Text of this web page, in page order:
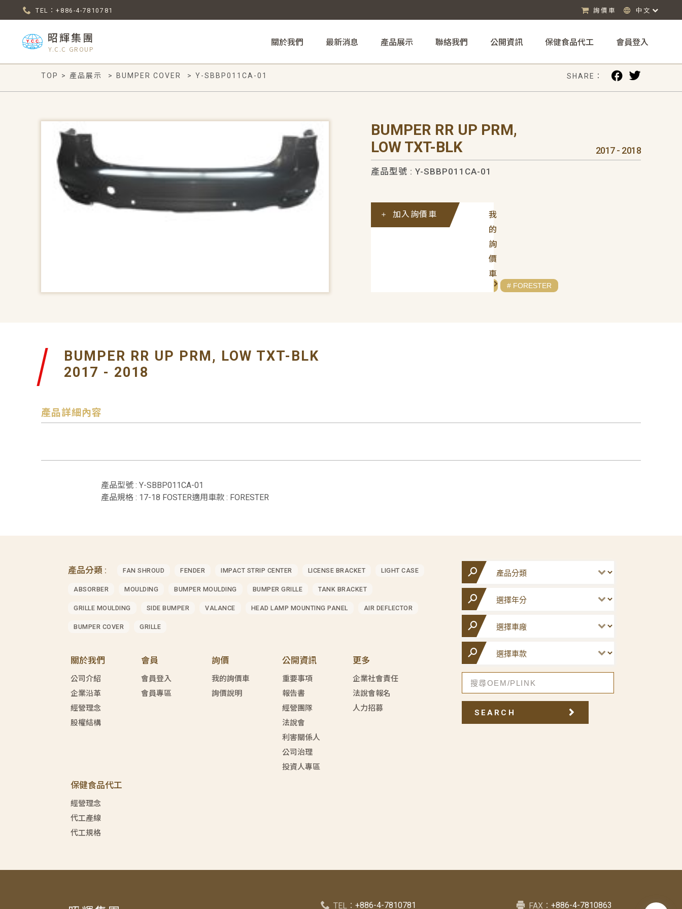
TEL：+886-4-7810781 詢價車 中文
昭輝集團
Y.C.C GROUP
關於我們 最新消息 產品展示 聯絡我們 公開資訊 保健食品代工 會員登入
TOP > 產品展示 > BUMPER COVER > Y-SBBP011CA-01 SHARE：
BUMPER RR UP PRM,
LOW TXT-BLK
2017 - 2018
產品型號 : Y-SBBP011CA-01
我
的
詢
價
車
加入詢價車
# FORESTER
BUMPER RR UP PRM, LOW TXT-BLK
2017 - 2018
產品詳細內容
產品型號 : Y-SBBP011CA-01
產品規格 : 17-18 FOSTER適用車款 : FORESTER
產品分類 : FAN SHROUD FENDER IMPACT STRIP CENTER LICENSE BRACKET LIGHT CASE
ABSORBER MOULDING BUMPER MOULDING BUMPER GRILLE TANK BRACKET
GRILLE MOULDING SIDE BUMPER VALANCE HEAD LAMP MOUNTING PANEL AIR DEFLECTOR
BUMPER COVER GRILLE
關於我們
公司介紹
企業沿革
經營理念
股權結構
會員
會員登入
會員專區
詢價
我的詢價車
詢價說明
公開資訊
重要事項
報告書
經營團隊
法說會
利害關係人
公司治理
投資人專區
更多
企業社會責任
法說會報名
人力招募
保健食品代工
經營理念
代工產線
代工規格
SEARCH
TEL： +886-4-7810781 FAX：+886-4-7810863